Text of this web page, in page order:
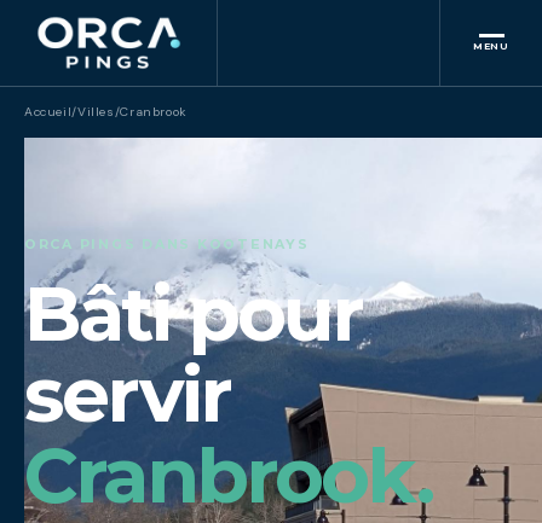
MENU
Accueil/Villes/Cranbrook
ORCA PINGS DANS KOOTENAYS
Bâti pour
servir
Cranbrook.